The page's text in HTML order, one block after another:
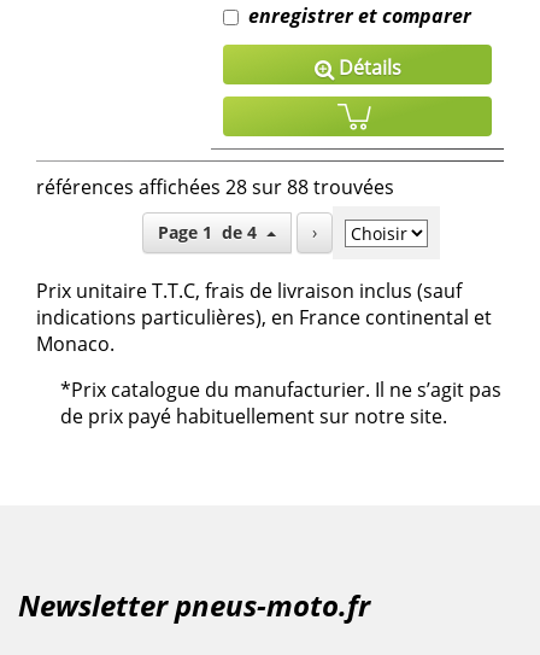
enregistrer et comparer
Détails
références affichées 28 sur 88 trouvées
Page 1 de 4 ›
Prix unitaire T.T.C, frais de livraison inclus (sauf
indications particulières), en France continental et
Monaco.
*Prix catalogue du manufacturier. Il ne s’agit pas
de prix payé habituellement sur notre site.
Newsletter pneus-moto.fr